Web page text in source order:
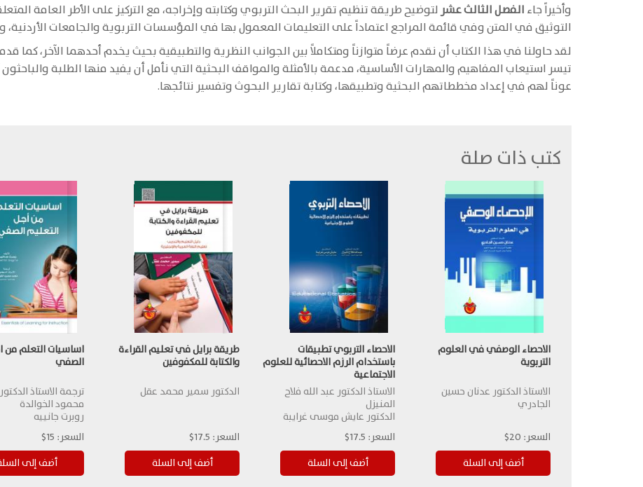
وأخيراً جاء الفصل الثالث عشر لتوضيح طريقة تنظيم تقرير البحث التربوي وكتابته وإخراجه، مع التركيز على الأطر العامة
التوثيق في المتن وفي قائمة المراجع اعتماداً على التعليمات المعمول بها في المؤسسات التربوية والجامعات الأردنية،
لقد حاولنا في هذا الكتاب أن نقدم عرضاً متوازناً ومتكاملاً بين الجوانب النظرية والتطبيقية بحيث يخدم أحدهما الآخر، كما
عوناً لهم في إعداد مخططاتهم البحثية وتطبيقها، وكتابة تقارير البحوث وتفسير نتائجها.
كتب ذات صلة
الاحصاء الوصفي في العلوم
التربوية
الاستاذ الدكتور عدنان حسين
الجادري
السعر: 20$
الاحصاء التربوي تطبيقات
باستخدام الرزم الاحصائية للعلوم
الاجتماعية
الاستاذ الدكتور عبد الله فلاح
المنيزل
الدكتور عايش موسى غرايبة
السعر: 17.5$
طريقة برايل في تعليم القراءة
والكتابة للمكفوفين
الدكتور سمير محمد عقل
السعر: 17.5$
اساسيات التعلم من
الصفي
ترجمة الاستاذ
محمود الخوالدة
روبرت جانييه
السعر: 15$